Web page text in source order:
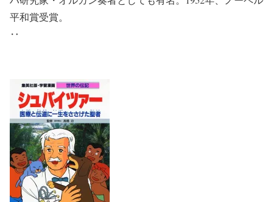
平和賞受賞。
‥